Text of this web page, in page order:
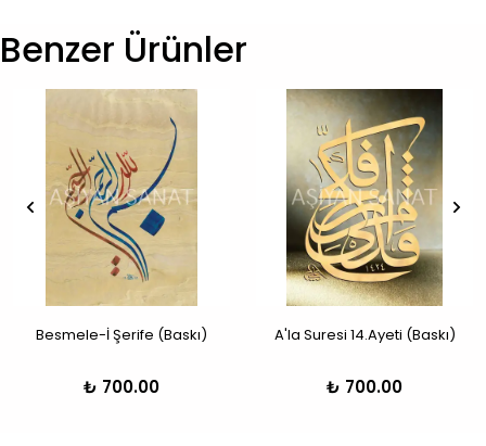
Benzer Ürünler
Besmele-İ Şerife (Baskı)
₺ 700.00
A'la Suresi 14.Ayeti (Baskı)
₺ 700.00